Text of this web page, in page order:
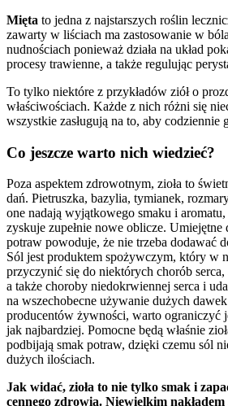
Mięta to jedna z najstarszych roślin
zawarty w liściach ma zastosowanie w
nudnościach ponieważ działa na układ
procesy trawienne, a także regulując
To tylko niektóre z przykładów ziół o
właściwościach. Każde z nich różni się
wszystkie zasługują na to, aby codziennie
Co jeszcze warto nich wiedzieć?
Poza aspektem zdrowotnym, zioła to
dań. Pietruszka, bazylia, tymianek,
one nadają wyjątkowego smaku i
zyskuje zupełnie nowe oblicze. Umiejętne
potraw powoduje, że nie trzeba dodawać
Sól jest produktem spożywczym, który w
przyczynić się do niektórych chorób serca,
a także choroby niedokrwiennej serca i
na wszechobecne używanie dużych
producentów żywności, warto ograniczyć
jak najbardziej. Pomocne będą właśnie
podbijają smak potraw, dzięki czemu sól
dużych ilościach.
Jak widać, zioła to nie tylko smak i
cennego zdrowia. Niewielkim nakładem